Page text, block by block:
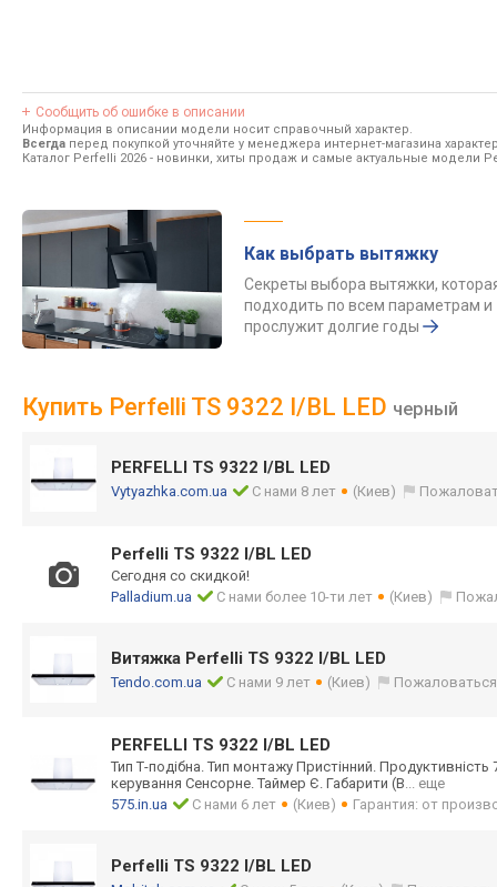
Сообщить об ошибке в описании
Информация в описании модели носит справочный характер.
Всегда перед покупкой уточняйте у менеджера интернет-магазина
Каталог Perfelli 2026 - новинки, хиты продаж и самые актуальные модели
Как выбрать вытяжку
Секреты выбора вытяжки,
подходить по всем параметрам и
прослужит долгие годы
Купить Perfelli TS 9322 I/BL LED черный
PERFELLI TS 9322 I/BL LED
Vytyazhka.com.ua С нами 8 лет (Киев)
Perfelli TS 9322 I/BL LED
Сегодня со скидкой!
Palladium.ua
С нами более 10-ти лет (Киев)
Витяжка Perfelli TS 9322 I/BL LED
Tendo.com.ua С нами 9 лет (Киев) Пожаловаться
PERFELLI TS 9322 I/BL LED
Тип Т-подібна. Тип монтажу Пристінний.
керування Сенсорне. Таймер Є. Габарити (В... еще
575.in.ua
С нами 6 лет (Киев) Гарантия: от
Perfelli TS 9322 I/BL LED